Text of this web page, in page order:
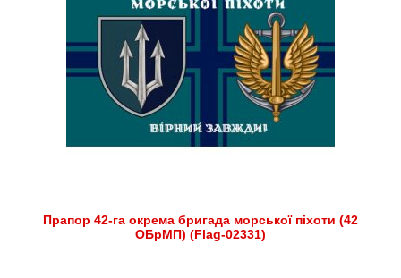
Прапор 42-га окрема бригада морської піхоти (42
ОБрМП) (Flag-02331)